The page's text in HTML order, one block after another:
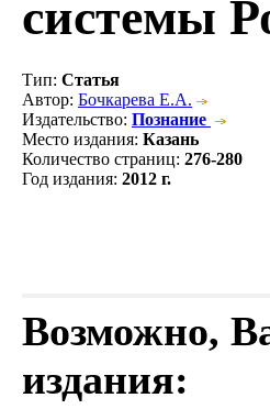
системы
Тип: Статья
Автор: Бочкарева Е.А.
Издательство: Познание
Место издания: Казань
Количество страниц: 276-280
Год издания: 2012 г.
Возможно,
издания: